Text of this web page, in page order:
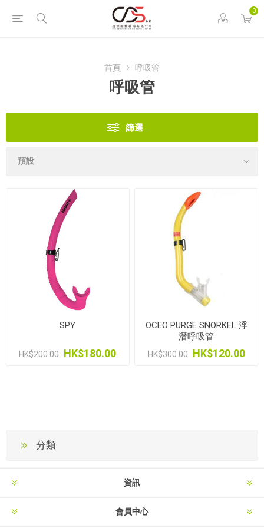
0
首頁 呼吸管
呼吸管
篩選
SPY
HK$200.00 HK$180.00
OCEO PURGE SNORKEL 浮
潛呼吸管
HK$300.00 HK$120.00
分類
資訊
會員中心